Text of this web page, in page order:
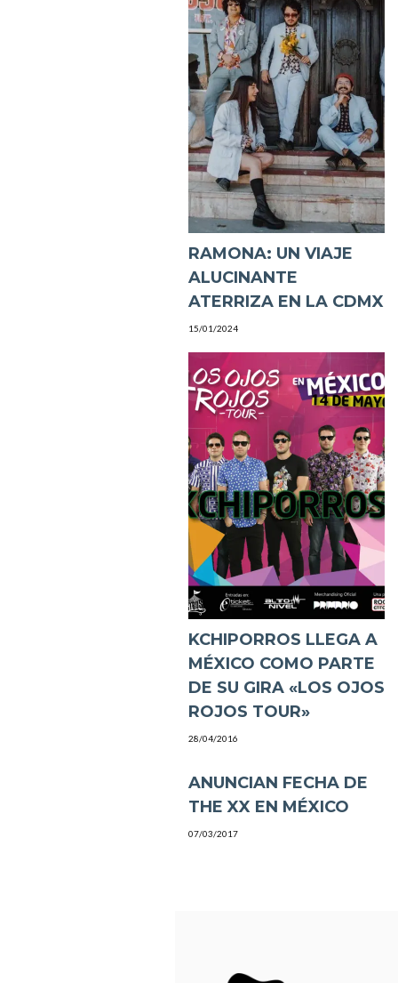
RAMONA: UN VIAJE
ALUCINANTE
ATERRIZA EN LA CDMX
15/01/2024
KCHIPORROS LLEGA A
MÉXICO COMO PARTE
DE SU GIRA «LOS OJOS
ROJOS TOUR»
28/04/2016
ANUNCIAN FECHA DE
THE XX EN MÉXICO
07/03/2017